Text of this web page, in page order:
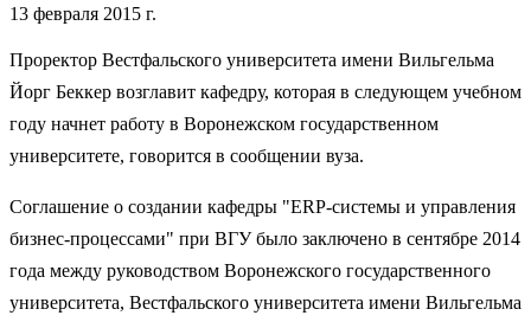
13 февраля 2015 г.
Проректор Вестфальского университета имени Вильгельма
Йорг Беккер возглавит кафедру, которая в следующем учебном
году начнет работу в Воронежском государственном
университете, говорится в сообщении вуза.
Соглашение о создании кафедры "ERP-системы и управления
бизнес-процессами" при ВГУ было заключено в сентябре 2014
года между руководством Воронежского государственного
университета, Вестфальского университета имени Вильгельма